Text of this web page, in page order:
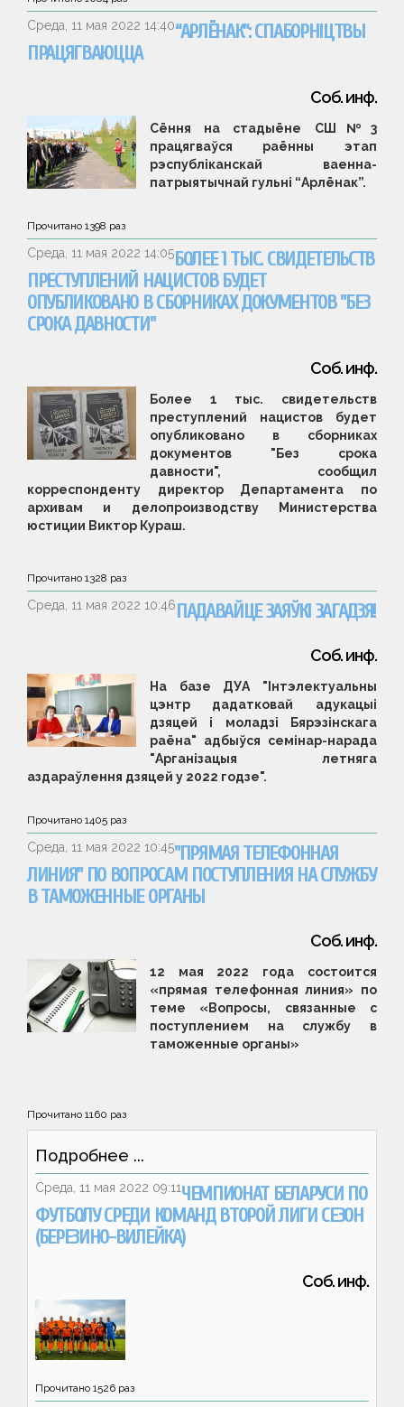
Среда, 11 мая 2022 14:40“АРЛЁНАК”: СПАБОРНІЦТВЫ
ПРАЦЯГВАЮЦЦА
Соб. инф.
Сёння на стадыёне СШ№3
працягваўся раённы этап
рэспубліканскай ваенна-
патрыятычнай гульні “Арлёнак”.
Прочитано 1398 раз
Среда, 11 мая 2022 14:05БОЛЕЕ 1 ТЫС. СВИДЕТЕЛЬСТВ
ПРЕСТУПЛЕНИЙ НАЦИСТОВ БУДЕТ
ОПУБЛИКОВАНО В СБОРНИКАХ ДОКУМЕНТОВ "БЕЗ
СРОКА ДАВНОСТИ"
Соб. инф.
Более 1 тыс. свидетельств
преступлений нацистов будет
опубликовано в сборниках
документов "Без срока
давности", сообщил
корреспонденту директор Департамента по
архивам и делопроизводству Министерства
юстиции Виктор Кураш.
Прочитано 1328 раз
Среда, 11 мая 2022 10:46ПАДАВАЙЦЕ ЗАЯЎКІ ЗАГАДЗЯ!
Соб. инф.
На базе ДУА " нтэлектуальны
цэнтр дадатковай адукацыі
дзяцей і моладзі Бярэзінскага
раёна" адбыўся семінар-нарада
"Арганізацыя летняга
аздараўлення дзяцей у 2022 годзе".
Прочитано 1405 раз
Среда, 11 мая 2022 10:45"ПРЯМАЯ ТЕЛЕФОННАЯ
ЛИНИЯ" ПО ВОПРОСАМ ПОСТУПЛЕНИЯ НА СЛУЖБУ
В ТАМОЖЕННЫЕ ОРГАНЫ
Соб. инф.
12 мая 2022 года состоится
«прямая телефонная линия» по
теме «Вопросы, связанные с
поступлением на службу в
таможенные органы»
Прочитано 1160 раз
Подробнее ...
Среда, 11 мая 2022 09:11ЧЕМПИОНАТ БЕЛАРУСИ ПО
ФУТБОЛУ СРЕДИ КОМАНД ВТОРОЙ ЛИГИ СЕЗОН
(БЕРЕЗИНО-ВИЛЕЙКА)
Соб. инф.
Прочитано 1526 раз